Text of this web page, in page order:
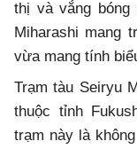
thị và vắng
Miharashi mang
vừa mang tính
Trạm tàu Seiryu
thuộc tỉnh
trạm này là